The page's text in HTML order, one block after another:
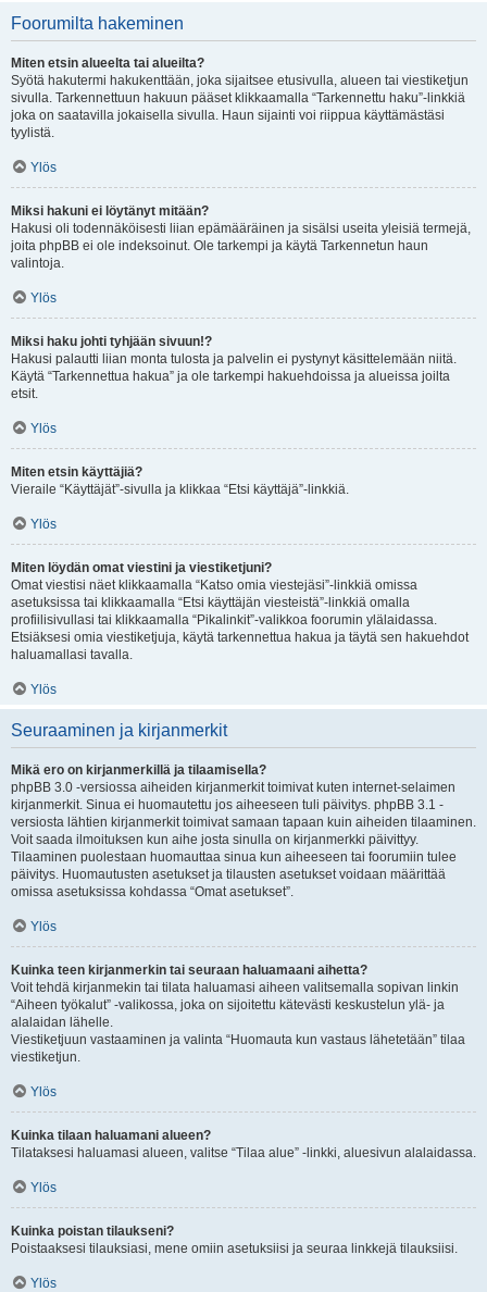
Foorumilta hakeminen
Miten etsin alueelta tai alueilta?
Syötä hakutermi hakukenttään, joka sijaitsee etusivulla, alueen tai viestiketjun
sivulla. Tarkennettuun hakuun pääset klikkaamalla “Tarkennettu haku”-linkkiä
joka on saatavilla jokaisella sivulla. Haun sijainti voi riippua käyttämästäsi
tyylistä.
Ylös
Miksi hakuni ei löytänyt mitään?
Hakusi oli todennäköisesti liian epämääräinen ja sisälsi useita yleisiä termejä,
joita phpBB ei ole indeksoinut. Ole tarkempi ja käytä Tarkennetun haun
valintoja.
Ylös
Miksi haku johti tyhjään sivuun!?
Hakusi palautti liian monta tulosta ja palvelin ei pystynyt käsittelemään niitä.
Käytä “Tarkennettua hakua” ja ole tarkempi hakuehdoissa ja alueissa joilta
etsit.
Ylös
Miten etsin käyttäjiä?
Vieraile “Käyttäjät”-sivulla ja klikkaa “Etsi käyttäjä”-linkkiä.
Ylös
Miten löydän omat viestini ja viestiketjuni?
Omat viestisi näet klikkaamalla “Katso omia viestejäsi”-linkkiä omissa
asetuksissa tai klikkaamalla “Etsi käyttäjän viesteistä”-linkkiä omalla
profiilisivullasi tai klikkaamalla “Pikalinkit”-valikkoa foorumin ylälaidassa.
Etsiäksesi omia viestiketjuja, käytä tarkennettua hakua ja täytä sen hakuehdot
haluamallasi tavalla.
Ylös
Seuraaminen ja kirjanmerkit
Mikä ero on kirjanmerkillä ja tilaamisella?
phpBB 3.0 -versiossa aiheiden kirjanmerkit toimivat kuten internet-selaimen
kirjanmerkit. Sinua ei huomautettu jos aiheeseen tuli päivitys. phpBB 3.1 -
versiosta lähtien kirjanmerkit toimivat samaan tapaan kuin aiheiden tilaaminen.
Voit saada ilmoituksen kun aihe josta sinulla on kirjanmerkki päivittyy.
Tilaaminen puolestaan huomauttaa sinua kun aiheeseen tai foorumiin tulee
päivitys. Huomautusten asetukset ja tilausten asetukset voidaan määrittää
omissa asetuksissa kohdassa “Omat asetukset”.
Ylös
Kuinka teen kirjanmerkin tai seuraan haluamaani aihetta?
Voit tehdä kirjanmekin tai tilata haluamasi aiheen valitsemalla sopivan linkin
“Aiheen työkalut” -valikossa, joka on sijoitettu kätevästi keskustelun ylä- ja
alalaidan lähelle.
Viestiketjuun vastaaminen ja valinta “Huomauta kun vastaus lähetetään” tilaa
viestiketjun.
Ylös
Kuinka tilaan haluamani alueen?
Tilataksesi haluamasi alueen, valitse “Tilaa alue” -linkki, aluesivun alalaidassa.
Ylös
Kuinka poistan tilaukseni?
Poistaaksesi tilauksiasi, mene omiin asetuksiisi ja seuraa linkkejä tilauksiisi.
Ylös